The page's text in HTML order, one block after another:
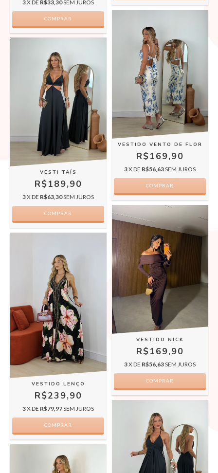
3X DE R$33,30SEM JUROS
COMPRAR
VESTI TAÍS
R$189,90
3X DE R$63,30SEM JUROS
COMPRAR
VESTIDO VENTO DE FLOR
R$169,90
3X DE R$56,63SEM JUROS
COMPRAR
VESTIDO LENÇO
R$239,90
3X DE R$79,97SEM JUROS
COMPRAR
VESTIDO NICK
R$169,90
3X DE R$56,63SEM JUROS
COMPRAR